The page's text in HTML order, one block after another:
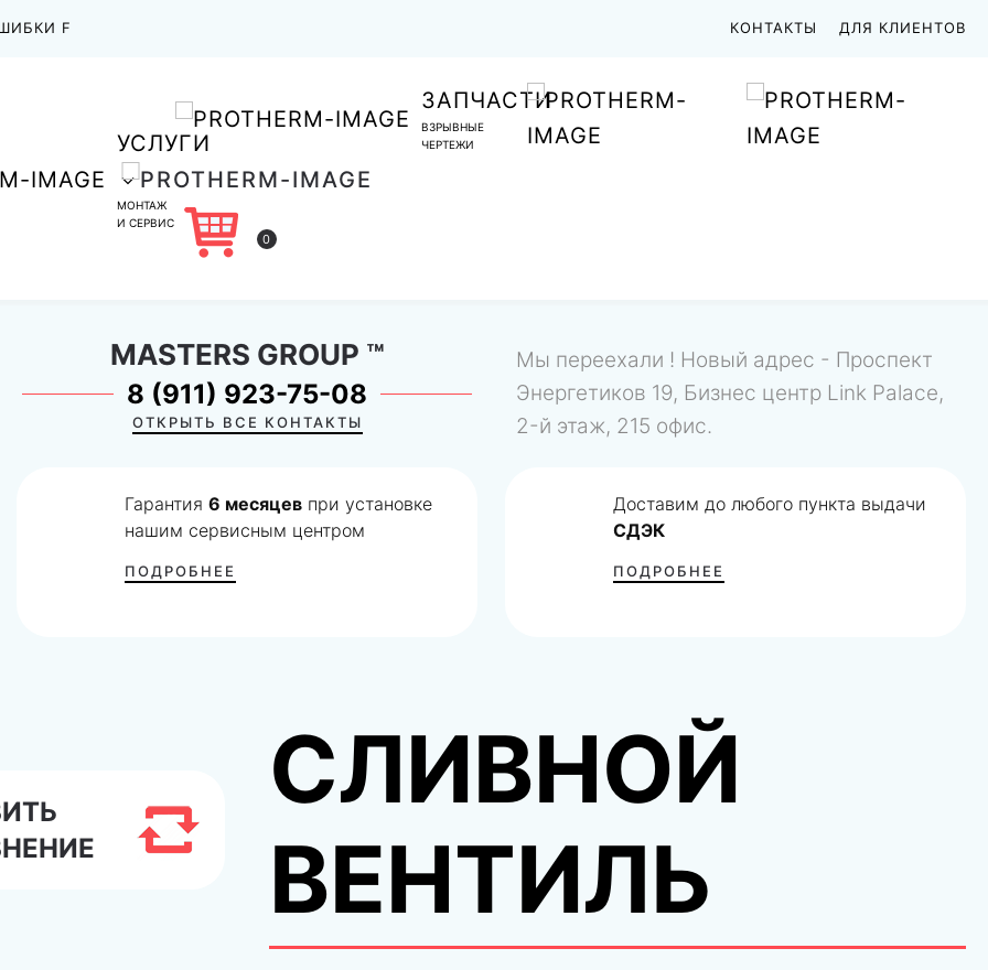
F КОНТАКТЫ ДЛЯ КЛИЕНТОВ
УСЛУГИ
МОНТАЖ
И СЕРВИС
ЗАПЧАСТИ
ВЗРЫВНЫЕ
ЧЕРТЕЖИ
0
MASTERS GROUP ™
8 (911) 923-75-08
ОТКРЫТЬ ВСЕ КОНТАКТЫ
Мы переехали ! Новый адрес - Проспект
Энергетиков 19, Бизнес центр Link Palace,
2-й этаж, 215 офис.
Гарантия6 месяцев при установке
нашим сервисным центром
ПОДРОБНЕЕ
Доставим до любого пункта выдачи
СДЭК
ПОДРОБНЕЕ
СЛИВНОЙ
ВЕНТИЛЬ